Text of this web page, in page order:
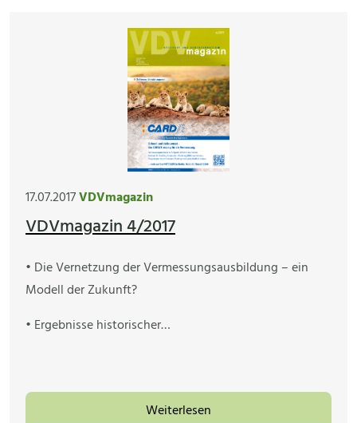
17.07.2017VDVmagazin
VDVmagazin 4/2017
• Die Vernetzung der Vermessungsausbildung – ein
Modell der Zukunft?
• Ergebnisse historischer…
Weiterlesen